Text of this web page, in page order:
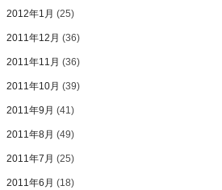
2012年1月 (25)
2011年12月 (36)
2011年11月 (36)
2011年10月 (39)
2011年9月 (41)
2011年8月 (49)
2011年7月 (25)
2011年6月 (18)